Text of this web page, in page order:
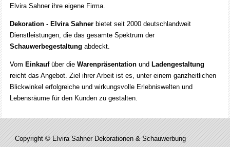
Elvira Sahner ihre eigene Firma.
Dekoration - Elvira Sahner bietet seit 2000 deutschlandweit
Dienstleistungen, die das gesamte Spektrum der
Schauwerbegestaltung abdeckt.
VomEinkaufüber dieWarenpräsentation undLadengestaltung
reicht das Angebot. Ziel ihrer Arbeit ist es, unter einem ganzheitlichen
Blickwinkel erfolgreiche und wirkungsvolle Erlebniswelten und
Lebensräume für den Kunden zu gestalten.
Copyright © Elvira Sahner Dekorationen & Schauwerbung